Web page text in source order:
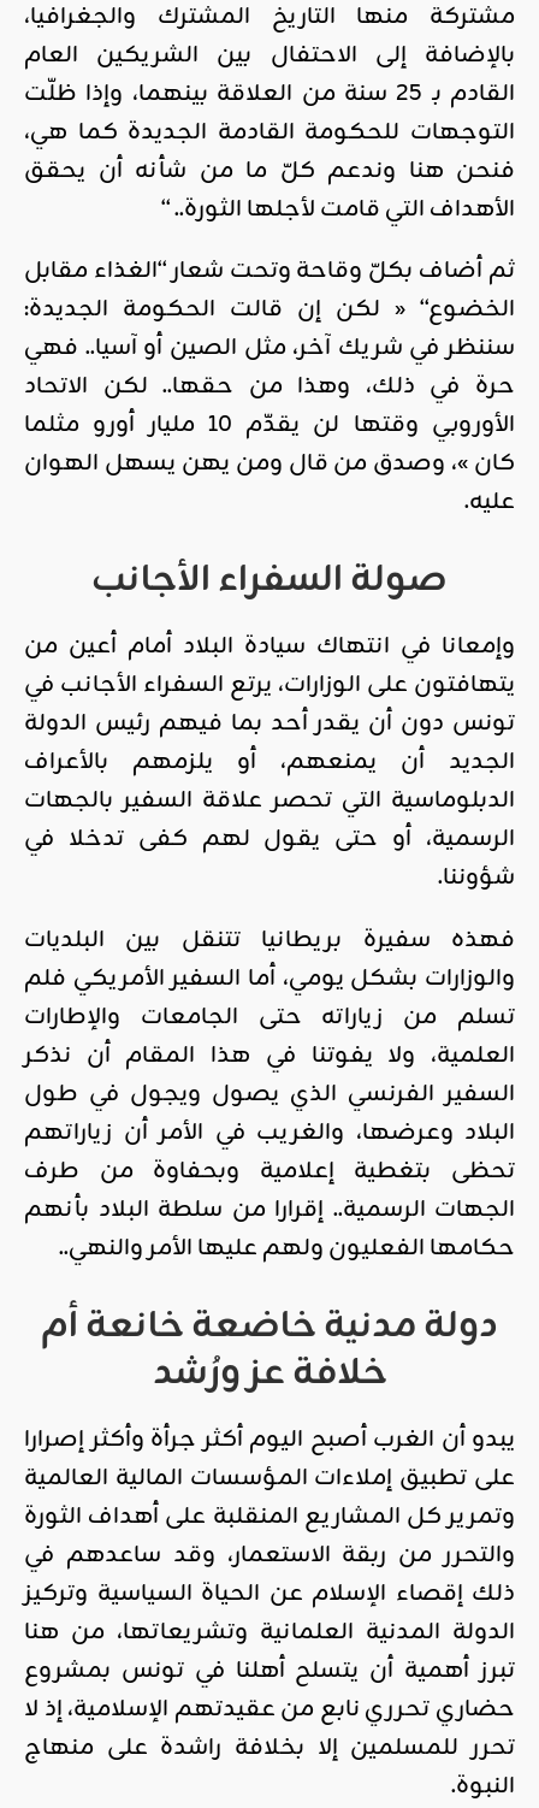
مشتركة منها التاريخ المشترك والجغرافيا،
بالإضافة إلى الاحتفال بين الشريكين العام
القادم بـ 25 سنة من العلاقة بينهما، وإذا ظلّت
التوجهات للحكومة القادمة الجديدة كما هي،
فنحن هنا وندعم كلّ ما من شأنه أن يحقق
الأهداف التي قامت لأجلها الثورة.. “
ثم أضاف بكلّ وقاحة وتحت شعار “الغذاء مقابل
الخضوع“ « لكن إن قالت الحكومة الجديدة:
سننظر في شريك آخر، مثل الصين أو آسيا.. فهي
حرة في ذلك، وهذا من حقها.. لكن الاتحاد
الأوروبي وقتها لن يقدّم 10 مليار أورو مثلما
كان »، وصدق من قال ومن يهن يسهل الهوان
عليه.
صولة السفراء الأجانب
وإمعانا في انتهاك سيادة البلاد أمام أعين من
يتهافتون على الوزارات، يرتع السفراء الأجانب في
تونس دون أن يقدر أحد بما فيهم رئيس الدولة
الجديد أن يمنعهم، أو يلزمهم بالأعراف
الدبلوماسية التي تحصر علاقة السفير بالجهات
الرسمية، أو حتى يقول لهم كفى تدخلا في
شؤوننا.
فهذه سفيرة بريطانيا تتنقل بين البلديات
والوزارات بشكل يومي، أما السفير الأمريكي فلم
تسلم من زياراته حتى الجامعات والإطارات
العلمية، ولا يفوتنا في هذا المقام أن نذكر
السفير الفرنسي الذي يصول ويجول في طول
البلاد وعرضها، والغريب في الأمر أن زياراتهم
تحظى بتغطية إعلامية وبحفاوة من طرف
الجهات الرسمية.. إقرارا من سلطة البلاد بأنهم
حكامها الفعليون ولهم عليها الأمر والنهي..
دولة مدنية خاضعة خانعة أم
خلافة عز ورُشد
يبدو أن الغرب أصبح اليوم أكثر جرأة وأكثر إصرارا
على تطبيق إملاءات المؤسسات المالية العالمية
وتمرير كل المشاريع المنقلبة على أهداف الثورة
والتحرر من ربقة الاستعمار، وقد ساعدهم في
ذلك إقصاء الإسلام عن الحياة السياسية وتركيز
الدولة المدنية العلمانية وتشريعاتها، من هنا
تبرز أهمية أن يتسلح أهلنا في تونس بمشروع
حضاري تحرري نابع من عقيدتهم الإسلامية، إذ لا
تحرر للمسلمين إلا بخلافة راشدة على منهاج
النبوة.